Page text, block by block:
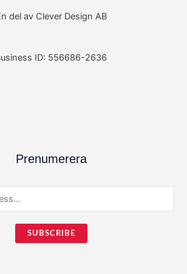
del av Clever Design AB
ID: 556686-2636
Prenumerera
SUBSCRIBE